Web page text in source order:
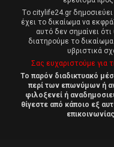
Tο citylife24.gr
έχει το δικαίωμα να
αυτό δεν σημαίνει
διατηρούμε το
υβριστικά
Σας ευχαριστούμε για
Το παρόν διαδικτυακό
περί των επωνύμων ή
φιλοξενεί ή
θίγεστε από κάποιο εξ